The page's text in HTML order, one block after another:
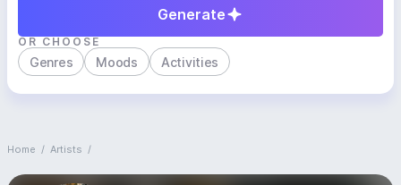
Generate
OR CHOOSE
Genres Moods Activities
Home / Artists /